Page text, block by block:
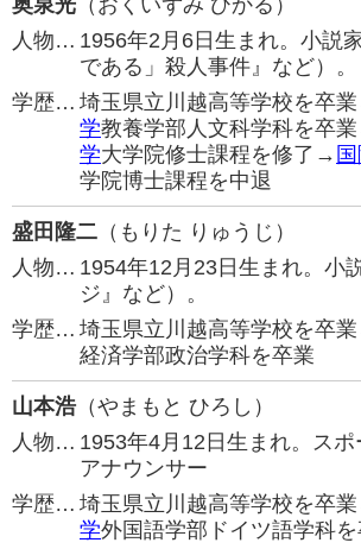
奥泉光 （おくいずみ ひかる）
人物… 1956年2月6日生まれ。小説
である」殺人事件』など）。
学歴… 埼玉県立川越高等学校を卒
学教養学部人文科学科を卒
学大学院修士課程を修了→
学院博士課程を中退
盛田隆二 （もりた りゅうじ）
人物… 1954年12月23日生まれ。小
ジ』など）。
学歴… 埼玉県立川越高等学校を卒
経済学部政治学科を卒業
山本浩（やまもと ひろし）
人物… 1953年4月12日生まれ。ス
アナウンサー
学歴… 埼玉県立川越高等学校を卒
学外国語学部ドイツ語学科